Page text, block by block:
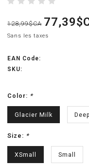
128,99$CA
Sans les taxes
EAN Code:
SKU:
Color: *
Glacier Milk
Size: *
XSmall Small